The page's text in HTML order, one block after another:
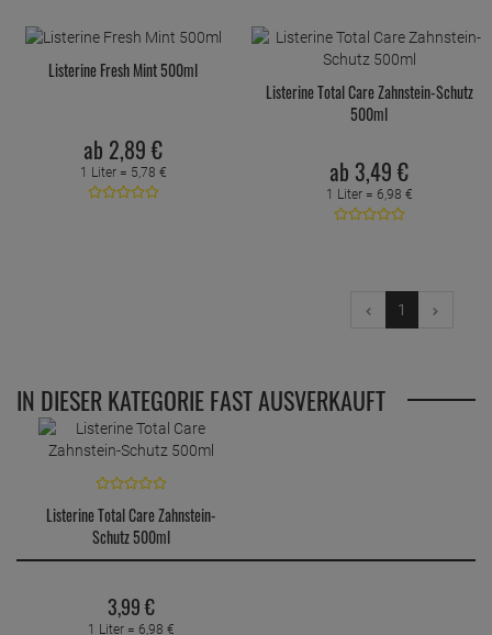
Listerine Fresh Mint 500ml
ab 2,89 €
1 Liter = 5,78 €
Listerine Total Care Zahnstein-Schutz
500ml
ab 3,49 €
1 Liter = 6,98 €
1
IN DIESER KATEGORIE FAST AUSVERKAUFT
Listerine Total Care Zahnstein-
Schutz 500ml
3,99€
1 Liter = 6,98 €